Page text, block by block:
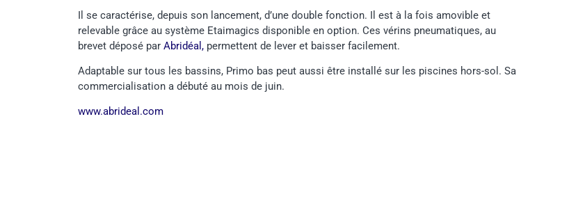
Il se caractérise, depuis son lancement, d’une double fonction. Il est à la fois amovible et
relevable grâce au système Etaimagics disponible en option. Ces vérins pneumatiques, au
brevet déposé par Abridéal, permettent de lever et baisser facilement.
Adaptable sur tous les bassins, Primo bas peut aussi être installé sur les piscines hors-sol. Sa
commercialisation a débuté au mois de juin.
www.abrideal.com